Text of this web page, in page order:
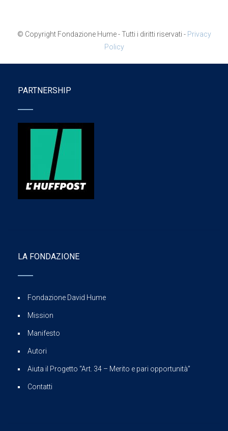
© Copyright Fondazione Hume - Tutti i diritti riservati - Privacy
Policy
PARTNERSHIP
LA FONDAZIONE
Fondazione David Hume
Mission
Manifesto
Autori
Aiuta il Progetto “Art. 34 – Merito e pari opportunità”
Contatti